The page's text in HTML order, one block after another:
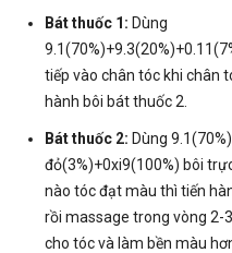
Bát thuốc 1: Dùng
tiếp vào chân tóc khi chân
hành bôi bát thuốc 2.
Bát thuốc 2: Dùng
đỏ(3%)+0xi9(100%) bôi
nào tóc đạt màu thì tiến
rồi massage trong vòng 2-
cho tóc và làm bền màu